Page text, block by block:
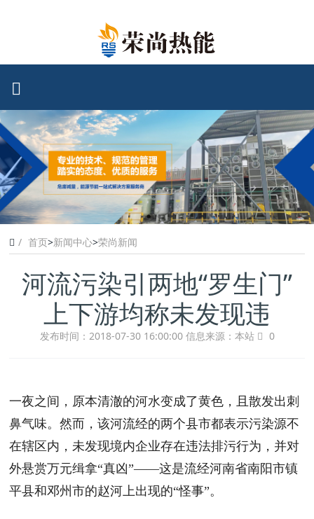
首页>新闻中心>荣尚新闻
河流污染引两地“罗生门”
上下游均称未发现违
发布时间：2018-07-30 16:00:00 信息来源：本站 0
一夜之间，原本清澈的河水变成了黄色，且散发出刺
鼻气味。然而，该河流经的两个县市都表示污染源不
在辖区内，未发现境内企业存在违法排污行为，并对
外悬赏万元缉拿“真凶”——这是流经河南省南阳市镇
平县和邓州市的赵河上出现的“怪事”。